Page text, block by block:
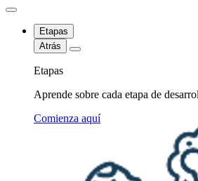
Etapas
Atrás
Etapas
Aprende sobre cada etapa de
Comienza aquí